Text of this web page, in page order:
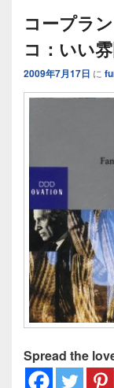
コープラ
コ：いい
2009年7月17日 に
Spread the